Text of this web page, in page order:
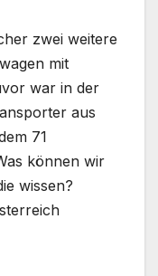
zwei weitere
mit
war in der
aus
71
können wir
wissen?